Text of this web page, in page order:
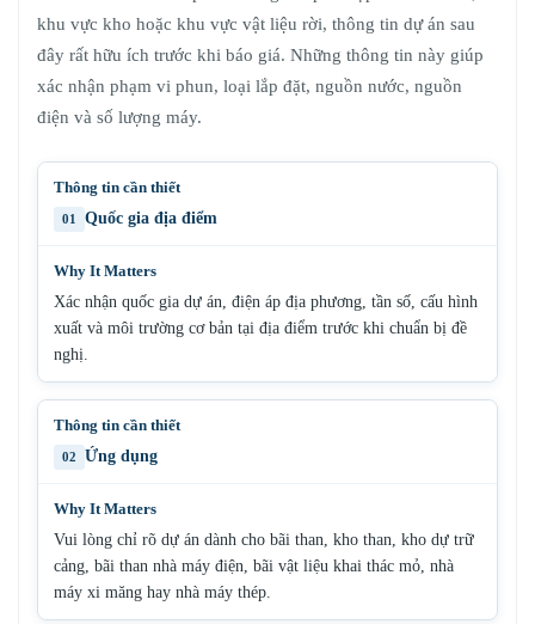
khu vực kho hoặc khu vực vật liệu rời, thông tin dự án sau
đây rất hữu ích trước khi báo giá. Những thông tin này giúp
xác nhận phạm vi phun, loại lắp đặt, nguồn nước, nguồn
điện và số lượng máy.
01 Quốc gia địa điểm
Xác nhận quốc gia dự án, điện áp địa phương, tần số, cấu hình
xuất và môi trường cơ bản tại địa điểm trước khi chuẩn bị đề
nghị.
02 Ứng dụng
Vui lòng chỉ rõ dự án dành cho bãi than, kho than, kho dự trữ
cảng, bãi than nhà máy điện, bãi vật liệu khai thác mỏ, nhà
máy xi măng hay nhà máy thép.